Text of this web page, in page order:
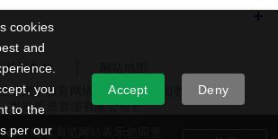
cookies
and
you
to the
per our
Accept Deny
私隐条款
中耀华教育网络版权所有 (中国教育
发展投资管理有限公司）
。继续浏览网站表示您同意